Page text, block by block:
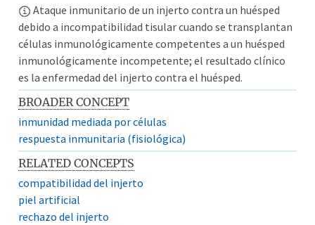
Ataque inmunitario de un injerto contra un huésped
debido a incompatibilidad tisular cuando se transplantan
células inmunológicamente competentes a un huésped
inmunológicamente incompetente; el resultado clínico
es la enfermedad del injerto contra el huésped.
BROADER CONCEPT
inmunidad mediada por células
respuesta inmunitaria (fisiológica)
RELATED CONCEPTS
compatibilidad del injerto
piel artificial
rechazo del injerto